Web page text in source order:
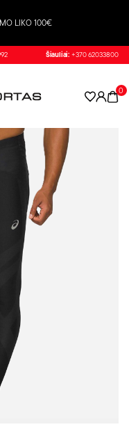
LIKO 100€
Šiauliai: +370 62033800
0